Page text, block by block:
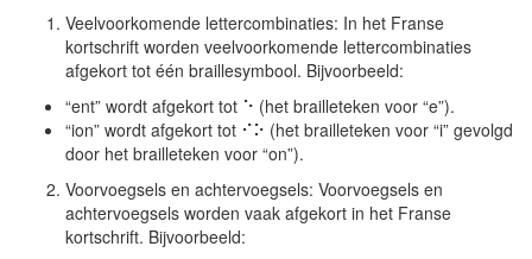
Veelvoorkomende lettercombinaties: In het Franse
kortschrift worden veelvoorkomende lettercombinaties
afgekort tot één braillesymbool. Bijvoorbeeld:
“ent” wordt afgekort tot ⠑ (het brailleteken voor “e”).
“ion” wordt afgekort tot ⠊⠕ (het brailleteken voor “i” gevolgd
door het brailleteken voor “on”).
Voorvoegsels en achtervoegsels: Voorvoegsels en
achtervoegsels worden vaak afgekort in het Franse
kortschrift. Bijvoorbeeld: